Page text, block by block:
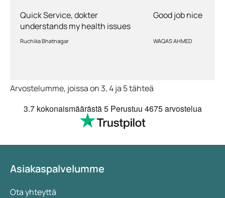
Quick Service, dokter
understands my health issues
and good diagnosis
Ruchika Bhatnagar
Good job nice
WAQAS AHMED
Arvostelumme, joissa on 3, 4 ja 5 tähteä
3.7kokonaismäärästä 5 Perustuu 4675 arvostelua
Asiakaspalvelumme
Ota yhteyttä